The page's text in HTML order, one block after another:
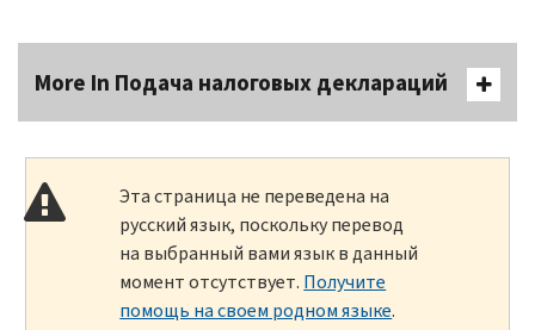
More In Подача налоговых деклараций
Эта страница не переведена на
русский язык, поскольку перевод
на выбранный вами язык в данный
момент отсутствует. Получите
помощь на своем родном языке.